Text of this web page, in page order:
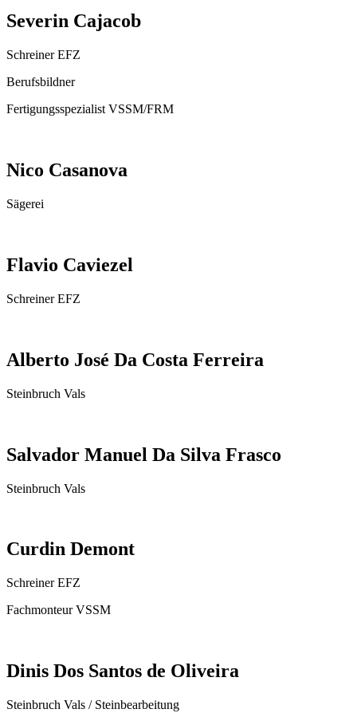
Severin Cajacob
Schreiner EFZ
Berufsbildner
Fertigungsspezialist VSSM/FRM
Nico Casanova
Sägerei
Flavio Caviezel
Schreiner EFZ
Alberto José Da Costa Ferreira
Steinbruch Vals
Salvador Manuel Da Silva Frasco
Steinbruch Vals
Curdin Demont
Schreiner EFZ
Fachmonteur VSSM
Dinis Dos Santos de Oliveira
Steinbruch Vals / Steinbearbeitung